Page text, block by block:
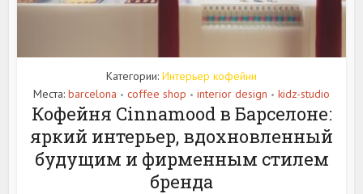
Категории: Интерьер кофейни
Места: barcelona • coffee shop • interior design • kidz-studio
Кофейня Cinnamood в Барселоне:
яркий интерьер, вдохновленный
будущим и фирменным стилем
бренда